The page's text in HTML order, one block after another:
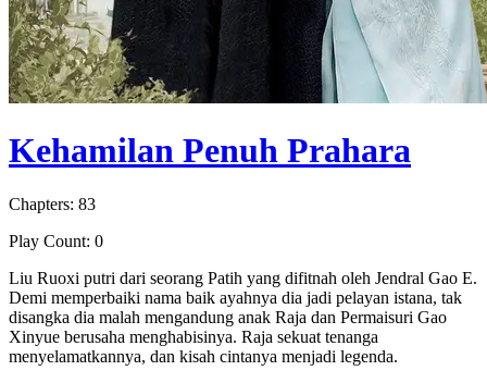
Kehamilan Penuh Prahara
Chapters: 83
Play Count: 0
Liu Ruoxi putri dari seorang Patih yang difitnah oleh Jendral Gao E.
Demi memperbaiki nama baik ayahnya dia jadi pelayan istana, tak
disangka dia malah mengandung anak Raja dan Permaisuri Gao
Xinyue berusaha menghabisinya. Raja sekuat tenanga
menyelamatkannya, dan kisah cintanya menjadi legenda.